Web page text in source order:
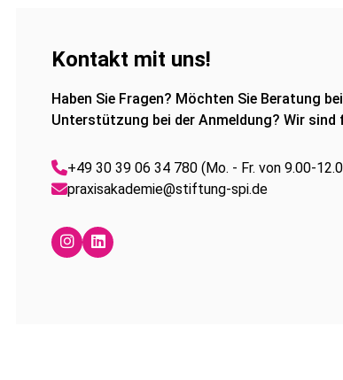
Kontakt mit uns!
Haben Sie Fragen? Möchten Sie Beratung
Unterstützung bei der Anmeldung? Wir sind
+49 30 39 06 34 780 (Mo. - Fr. von 9.00-
praxisakademie@stiftung-spi.de